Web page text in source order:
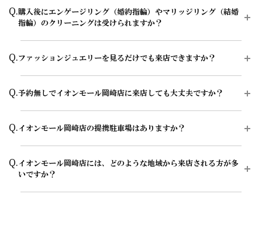
輝きの評価システム「サリネ・ライト」についてはこちら
「ヴァージン・ダイヤモンド証明書」についてはこちら
のため、ご注文いただいてから概ね1か月～2ヶ月程いただいており
ます。婚約指輪をプロポーズの際に贈られる場合は、予定日の2～3
と安心です。
お急ぎの場合はコンシェルジュにご相談ください。
Q.購入後にエンゲージリング（婚約指輪）やマリッジリング（結婚
指輪）のクリーニングは受けられますか？
15分程度でくすみや汚れを落としますので、お近くにお越しの際は
永久保証サービスについてはこちら
Q.ファッションジュエリーを見るだけでも来店できますか？
エクセルコ ダイヤモンドでは、エンゲージリング（婚約指輪）・マ
扱っています。
ご自身用のジュエリー選びはもちろん、記念日や誕生日などのギフト
扱いや在庫状況が異なる場合があるため、気になる商品がございまし
たら、来店前に店舗へ確認いただくとスムーズにご案内が可能です。
来店当日の場合は、来店したい店舗にお電話にてご連絡ください。混
Q.予約無しでイオンモール岡崎店に来店しても大丈夫ですか？
おります。ご予約のお客様は優先的にご案内しておりますので、ご希
指輪）・マリッジリング（結婚指輪）・ダイヤモンドジュエリー・ダ
イヤモンドティアラ等ございましたら、ご来店予約の際にお申し付け
いただけますと、よりスムーズにご案内が可能です。
Q.イオンモール岡崎店の提携駐車場はありますか？
Q.イオンモール岡崎店には、どのような地域から来店される方が多
いですか？